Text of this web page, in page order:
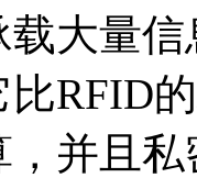
大量
RFID
并且